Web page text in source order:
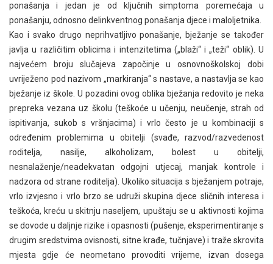
ponašanja i jedan je od ključnih simptoma poremećaja u
ponašanju, odnosno delinkventnog ponašanja djece i maloljetnika.
Kao i svako drugo neprihvatljivo ponašanje, bježanje se također
javlja u različitim oblicima i intenzitetima („blaži“ i „teži“ oblik). U
najvećem broju slučajeva započinje u osnovnoškolskoj dobi
uvriježeno pod nazivom „markiranja“ s nastave, a nastavlja se kao
bježanje iz škole. U pozadini ovog oblika bježanja redovito je neka
prepreka vezana uz školu (teškoće u učenju, neučenje, strah od
ispitivanja, sukob s vršnjacima) i vrlo često je u kombinaciji s
određenim problemima u obitelji (svađe, razvod/razvedenost
roditelja, nasilje, alkoholizam, bolest u obitelji,
nesnalaženje/neadekvatan odgojni utjecaj, manjak kontrole i
nadzora od strane roditelja). Ukoliko situacija s bježanjem potraje,
vrlo izvjesno i vrlo brzo se udruži skupina djece sličnih interesa i
teškoća, kreću u skitnju naseljem, upuštaju se u aktivnosti kojima
se dovode u daljnje rizike i opasnosti (pušenje, eksperimentiranje s
drugim sredstvima ovisnosti, sitne krađe, tučnjave) i traže skrovita
mjesta gdje će neometano provoditi vrijeme, izvan dosega